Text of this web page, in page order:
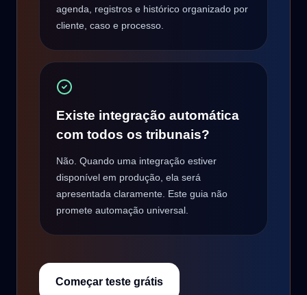
agenda, registros e histórico organizado por
cliente, caso e processo.
Existe integração automática
com todos os tribunais?
Não. Quando uma integração estiver
disponível em produção, ela será
apresentada claramente. Este guia não
promete automação universal.
Começar teste grátis